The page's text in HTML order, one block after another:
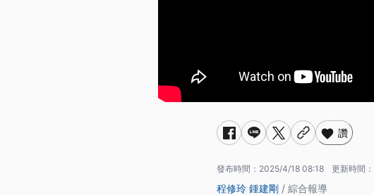
讚
發布時間： 2025/4/18 08:18 更新時間：
程修玲 鍾建剛 / 綜合報導